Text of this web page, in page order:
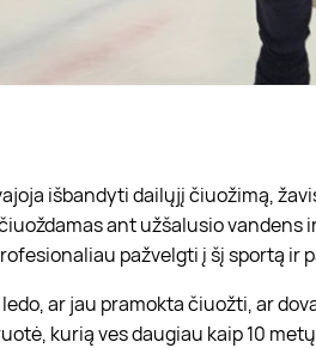
išbandyti dailųjį čiuožimą,
ant užšalusio vandens
pažvelgti į šį sportą ir
ar jau pramokta čiuožti, ar
kurią ves daugiau kaip 10